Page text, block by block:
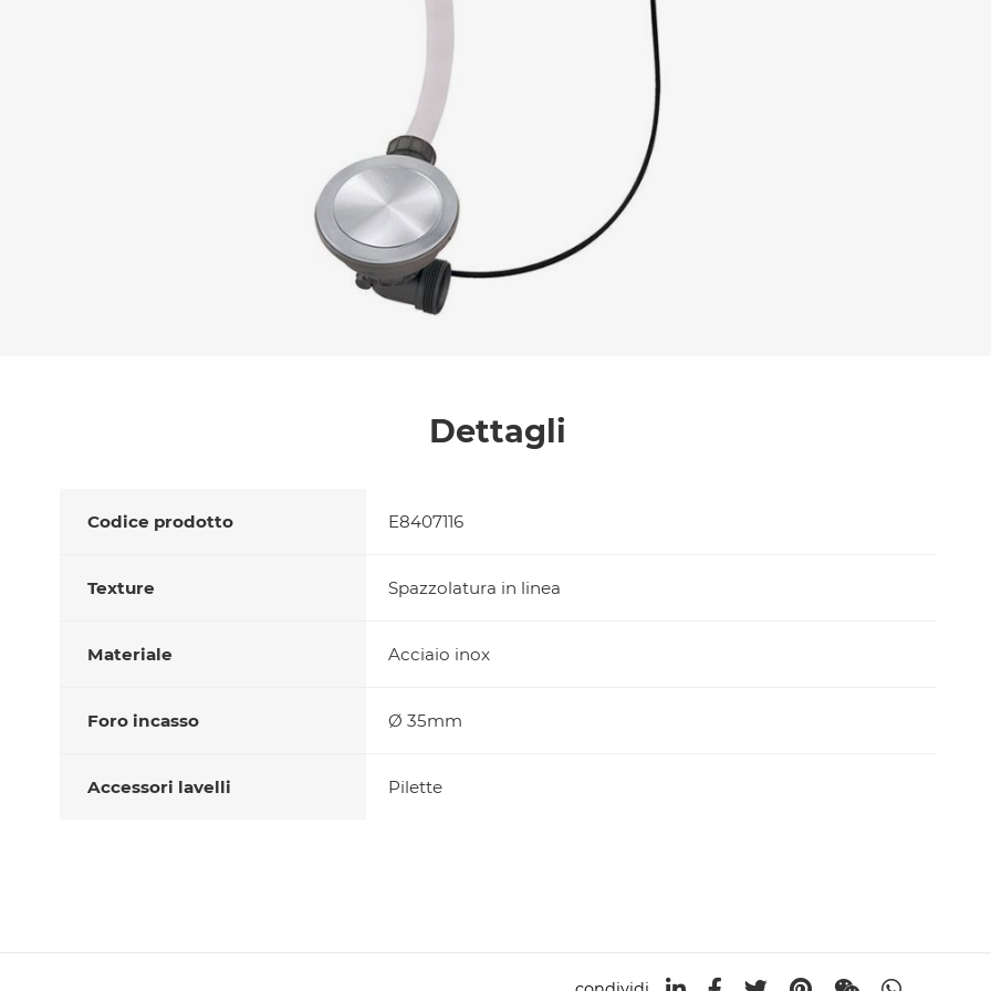
Dettagli
Codice prodotto E8407116
Texture Spazzolatura in linea
Materiale Acciaio inox
Foro incasso Ø 35mm
Accessori lavelli Pilette
e accetto il trattamento dei dati per le finalità indicate*